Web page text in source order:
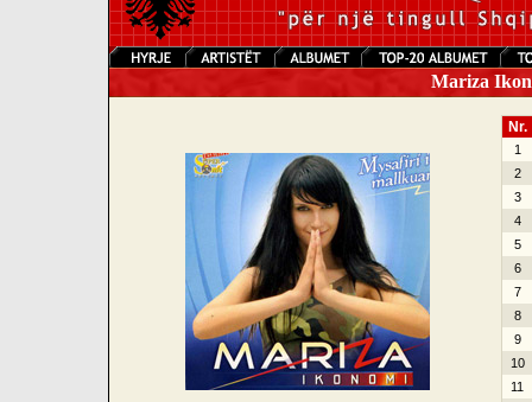
Mariza
Nr.
1
2
3
4
5
6
7
8
9
10
11